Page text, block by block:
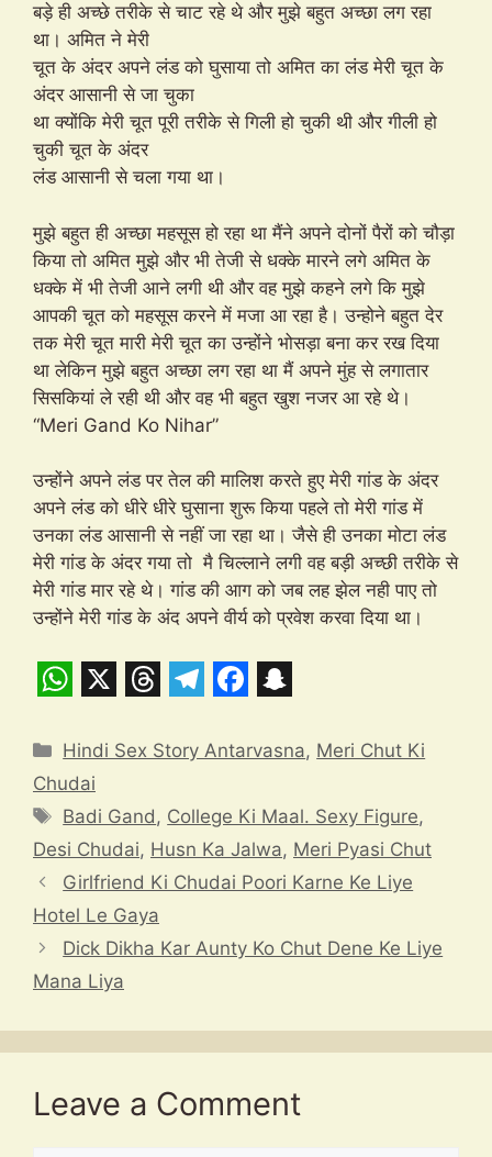
बड़े ही अच्छे तरीके से चाट रहे थे और मुझे बहुत अच्छा लग रहा
था। अमित ने मेरी
चूत के अंदर अपने लंड को घुसाया तो अमित का लंड मेरी चूत के
अंदर आसानी से जा चुका
था क्योंकि मेरी चूत पूरी तरीके से गिली हो चुकी थी और गीली हो
चुकी चूत के अंदर
लंड आसानी से चला गया था।
मुझे बहुत ही अच्छा महसूस हो रहा था मैंने अपने दोनों पैरों को चौड़ा
किया तो अमित मुझे और भी तेजी से धक्के मारने लगे अमित के
धक्के में भी तेजी आने लगी थी और वह मुझे कहने लगे कि मुझे
आपकी चूत को महसूस करने में मजा आ रहा है। उन्होने बहुत देर
तक मेरी चूत मारी मेरी चूत का उन्होंने भोसड़ा बना कर रख दिया
था लेकिन मुझे बहुत अच्छा लग रहा था मैं अपने मुंह से लगातार
सिसकियां ले रही थी और वह भी बहुत खुश नजर आ रहे थे।
“Meri Gand Ko Nihar”
उन्होंने अपने लंड पर तेल की मालिश करते हुए मेरी गांड के अंदर
अपने लंड को धीरे धीरे घुसाना शुरू किया पहले तो मेरी गांड में
उनका लंड आसानी से नहीं जा रहा था। जैसे ही उनका मोटा लंड
मेरी गांड के अंदर गया तो मै चिल्लाने लगी वह बड़ी अच्छी तरीके से
मेरी गांड मार रहे थे। गांड की आग को जब लह झेल नही पाए तो
उन्होंने मेरी गांड के अंद अपने वीर्य को प्रवेश करवा दिया था।
h
a
t
s
A
p
p
h
e
a
d
s
e
e
g
r
m
a
e
b
o
k
n
p
c
h
t
Categories
Hindi Sex Story Antarvasna, Meri Chut Ki
Chudai
Tags
Badi Gand , College Ki Maal. Sexy Figure,
Desi Chudai, Husn Ka Jalwa, Meri Pyasi Chut
Girlfriend Ki Chudai Poori Karne Ke Liye
Hotel Le Gaya
Dick Dikha Kar Aunty Ko Chut Dene Ke Liye
Mana Liya
Leave a Comment